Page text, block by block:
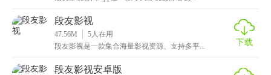
段友影视
47.56M 5 人在用
段友影视是一款集合海量影视资源、支持多平...
下载
段友影视安卓版